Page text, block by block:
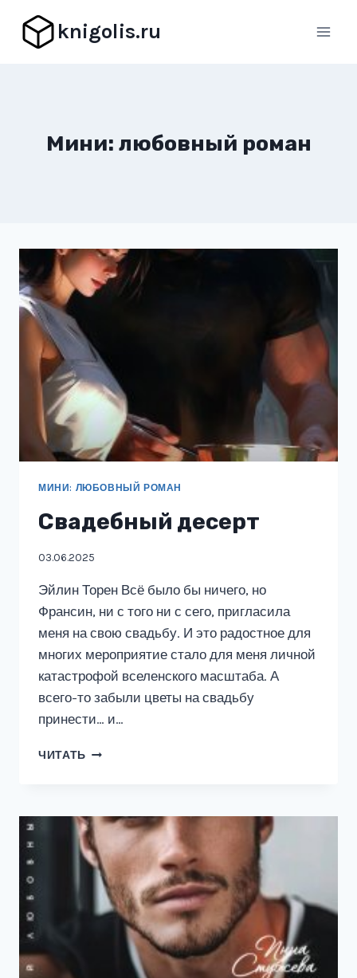
содержимому
knigolis.ru
Мини: любовный роман
МИНИ: ЛЮБОВНЫЙ РОМАН
Свадебный десерт
03.06.2025
Эйлин Торен Всё было бы ничего, но
Франсин, ни с того ни с сего, пригласила
меня на свою свадьбу. И это радостное для
многих мероприятие стало для меня личной
катастрофой вселенского масштаба. А
всего-то забыли цветы на свадьбу
принести… и…
ЧИТАТЬ СВАДЕБНЫЙ